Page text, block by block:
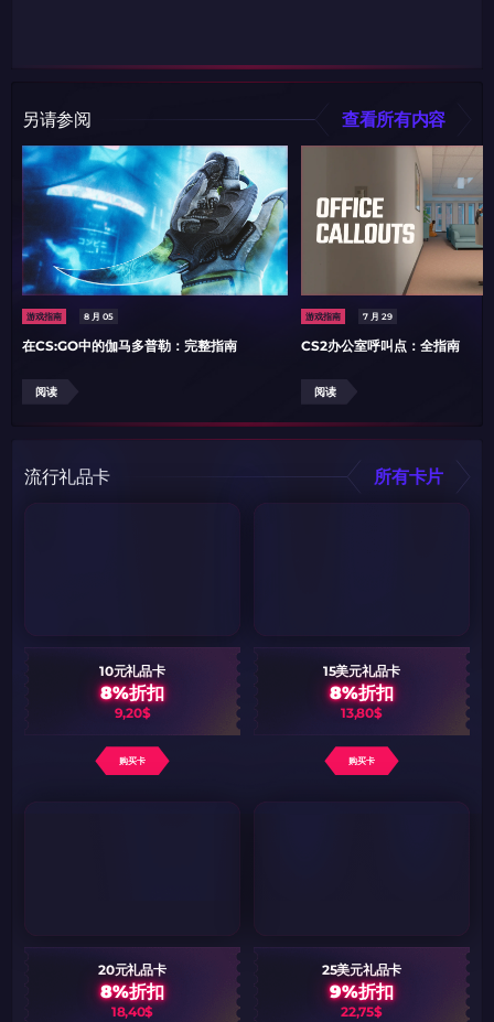
另请参阅 查看所有内容
游戏指南 8 月 05
在CS:GO中的伽马多普勒：完整指南
阅读
游戏指南 7 月 29
CS2办公室呼叫点：全指南
阅读
流行礼品卡 所有卡片
10元礼品卡
8%折扣
9,20$
购买卡
15美元礼品卡
8%折扣
13,80$
购买卡
20元礼品卡
8%折扣
18,40$
25美元礼品卡
9%折扣
22,75$